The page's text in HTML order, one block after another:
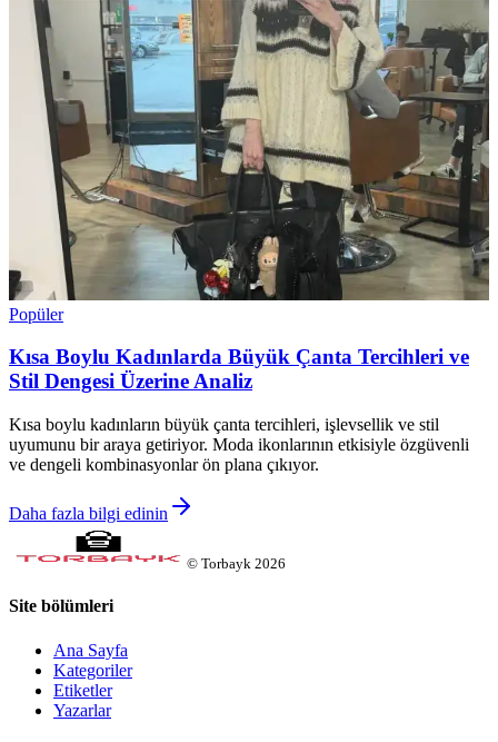
Popüler
Kısa Boylu Kadınlarda Büyük Çanta Tercihleri ve
Stil Dengesi Üzerine Analiz
Kısa boylu kadınların büyük çanta tercihleri, işlevsellik ve stil
uyumunu bir araya getiriyor. Moda ikonlarının etkisiyle özgüvenli
ve dengeli kombinasyonlar ön plana çıkıyor.
Daha fazla bilgi edinin
© Torbayk 2026
Site bölümleri
Ana Sayfa
Kategoriler
Etiketler
Yazarlar